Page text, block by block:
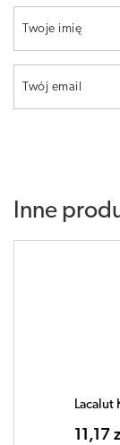
Twoje imię
Twój email
Inne
Lacalut
11,17